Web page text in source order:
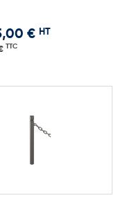
€ HT
TTC